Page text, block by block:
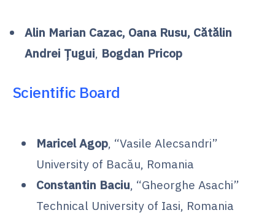
Alin Marian Cazac, Oana Rusu, Cătălin
Andrei Țugui, Bogdan Pricop
Scientific Board
Maricel Agop, “Vasile Alecsandri”
University of Bacău, Romania
Constantin Baciu, “Gheorghe Asachi”
Technical University of Iasi, Romania